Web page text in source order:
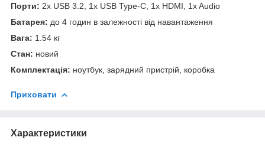
Порти: 2x USB 3.2, 1x USB Type-C, 1x HDMI, 1x Audio
Батарея: до 4 годин в залежності від навантаження
Вага: 1.54 кг
Стан: новий
Комплектація: ноутбук, зарядний пристрій, коробка
Приховати
Характеристики